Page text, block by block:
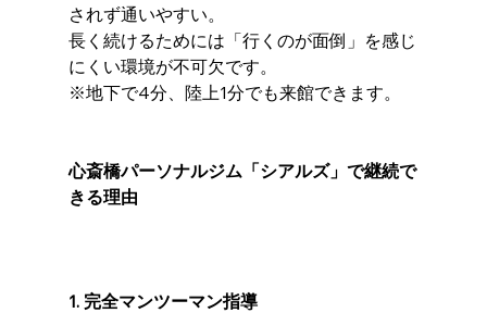
されず通いやすい。
長く続けるためには「行くのが面倒」を感じ
にくい環境が不可欠です。
※地下で4分、陸上1分でも来館できます。
心斎橋パーソナルジム「シアルズ」で継続で
きる理由
1. 完全マンツーマン指導